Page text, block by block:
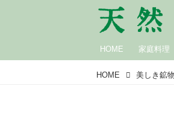
HOME 家庭料理
HOME